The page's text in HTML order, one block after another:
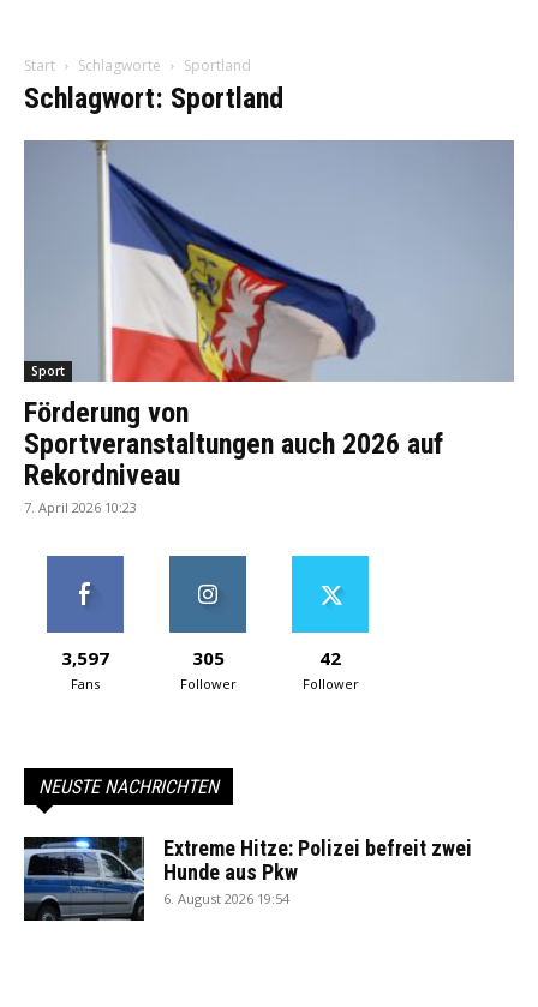
Start Schlagworte Sportland
Schlagwort: Sportland
Sport
Förderung von
Sportveranstaltungen auch 2026 auf
Rekordniveau
7. April 2026 10:23
3,597
Fans
305
Follower
42
Follower
NEUSTE NACHRICHTEN
Extreme Hitze: Polizei befreit zwei
Hunde aus Pkw
6. August 2026 19:54